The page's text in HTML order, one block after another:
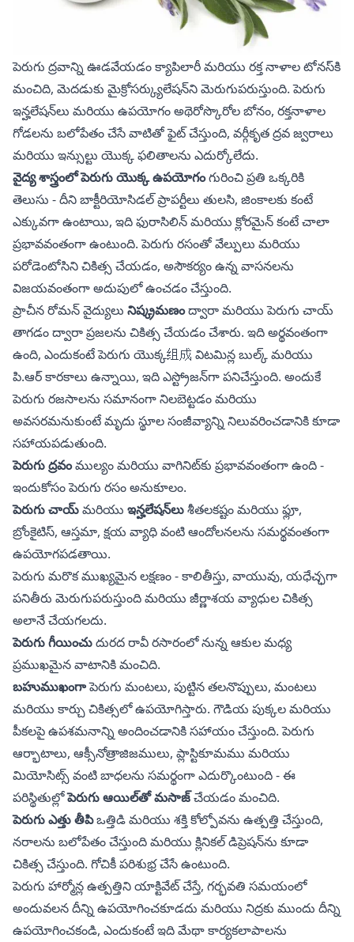
పెరుగు ద్రవాన్ని ఊడవేయడం క్యాపిలారీ మరియు రక్త నాళాల టోనస్‌కి
మంచిది, మెదడుకు మైక్రోసర్క్యులేషన్‌ని మెరుగుపరుస్తుంది. పెరుగు
ఇన్హలేషన్‌లు మరియు ఉపయోగం అథెరోస్కొరోల బోనం, రక్తనాళాల
గోడలను బలోపేతం చేసే వాటితో ఫైట్ చేస్తుంది, వర్గీకృత ద్రవ జ్వరాలు
మరియు ఇన్సుల్టు యొక్క ఫలితాలను ఎదుర్కోలేదు.
వైద్య శాస్త్రంలో పెరుగు యొక్క ఉపయోగంగురించి ప్రతి ఒక్కరికి
తెలుసు - దీని బాక్టీరియోసిడల్ ప్రాపర్టీలు తులసి, జింకాలకు కంటే
ఎక్కువగా ఉంటాయి, ఇది ఫురాసిలిన్ మరియు క్లోరమైన్ కంటే చాలా
ప్రభావవంతంగా ఉంటుంది. పెరుగు రసంతో వేల్పులు మరియు
పరోడెంటోసిని చికిత్స చేయడం, అసౌకర్యం ఉన్న వాసనలను
విజయవంతంగా అదుపులో ఉంచడం చేస్తుంది.
ప్రాచీన రోమన్ వైద్యులు నిష్క్రమణంద్వారా మరియు పెరుగు చాయ్
తాగడం ద్వారా ప్రజలను చికిత్స చేయడం చేశారు. ఇది అర్థవంతంగా
ఉంది, ఎందుకంటేపెరుగు యొక్క组成 విటమిన్ల బుల్క్ మరియు
పి.ఆర్ కారకాలు ఉన్నాయి, ఇది ఎస్ట్రోజన్‌గా పనిచేస్తుంది. అందుకే
పెరుగు రజసాలను సమానంగా నిలబెట్టడం మరియు
అవసరమనుకుంటే మృదు స్థూల సంజీవ్యాన్ని నిలువరించడానికి కూడా
సహాయపడుతుంది.
పెరుగు ద్రవంముల్యం మరియు వాగినిట్‌కు ప్రభావవంతంగా ఉంది -
ఇందుకోసం పెరుగు రసం అనుకూలం.
పెరుగు చాయ్మరియు ఇన్హలేషన్‌లుశీతలకష్టం మరియు ఫ్లూ,
బ్రోంకైటిస్, ఆస్తమా, క్షయ వ్యాధి వంటి ఆందోలనల‌ను సమర్థవంతంగా
ఉపయోగపడతాయి.
పెరుగు మరొక ముఖ్యమైన లక్షణం - కాలితీస్తు, వాయువు, యధేచ్ఛగా
పనితీరు మెరుగుపరుస్తుంది మరియు జీర్ణాశయ వ్యాధుల చికిత్స
అలానే చేయగలదు.
పెరుగు గీయించుదురద రావీ రసారంలో నున్న ఆకుల మధ్య
ప్రముఖమైన వాటానికి మంచిది.
బహుముఖంగాపెరుగు మంటలు, పుట్టిన తలనొప్పులు, మంటలు
మరియు కార్చు చికిత్సలో ఉపయోగిస్తారు. గౌడియ పుక్కల మరియు
పీకలపై ఉపశమనాన్ని అందించడానికి సహాయం చేస్తుంది. పెరుగు
ఆర్భాటాలు, ఆక్సీనోత్రాజిజములు, ప్లాస్టికూమము మరియు
మియోసిట్స్ వంటి బాధలను సమర్థంగా ఎదుర్కొంటుంది - ఈ
పరిస్థితుల్లోపెరుగు ఆయిల్‌తో మసాజ్చేయడం మంచిది.
పెరుగు ఎత్తు తీపిఒత్తిడి మరియు శక్తి కోల్పోవను ఉత్పత్తి చేస్తుంది,
నరాలను బలోపేతం చేస్తుంది మరియు క్లినికల్ డిప్రెషన్‌ను కూడా
చికిత్స చేస్తుంది. గోచికీ పరిశుభ్ర చేసే ఉంటుంది.
పెరుగు హార్మోన్ల ఉత్పత్తిని యాక్టివేట్ చేస్తే, గర్భవతి సమయంలో
అందువలన దీన్ని ఉపయోగించకూడదు మరియు నిద్రకు ముందు దీన్ని
ఉపయోగించకండి, ఎందుకంటే ఇది మేథా కార్యకలాపాలను